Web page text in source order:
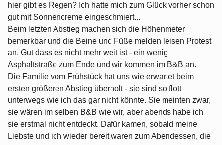
hier gibt es Regen? Ich hatte mich zum Glück vorher schon
gut mit Sonnencreme eingeschmiert...
Beim letzten Abstieg machen sich die Höhenmeter
bemerkbar und die Beine und Füße melden leisen Protest
an. Gut dass es nicht mehr weit ist - ein wenig
Asphaltstraße zum Ende und wir kommen im B&B an.
Die Familie vom Frühstück hat uns wie erwartet beim
ersten größeren Abstieg überholt - sie sind so flott
unterwegs wie ich das gar nicht könnte. Sie meinten zwar,
sie wären im selben B&B wie wir, aber abends habe ich
sie erstmal nicht entdeckt. Dafür kamen, sobald meine
Liebste und ich wieder bereit waren zum Abendessen, die